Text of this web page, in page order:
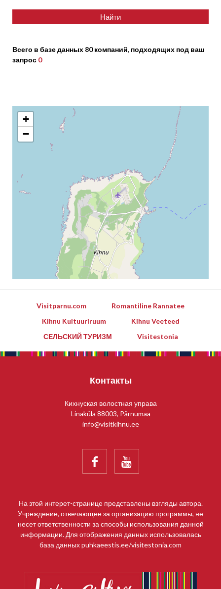
Всего в базе данных 80 компаний, подходящих под ваш
запрос 0
+
−
Visitparnu.com
Romantiline Rannatee
Kihnu Kultuuriruum
Kihnu Veeteed
СЕЛЬСКИЙ ТУРИЗМ
Visitestonia
Контакты
Кихнуская волостная управа
Linaküla 88003, Pärnumaa
info@visitkihnu.ee
 
На зтой интерет-странице представлены взгляды автора.
Учреждение, отвечающее за организацию программы, не
несет ответственности за способы использования данной
информации. Для отображения данных использовалась
база данных puhkaeestis.ee/visitestonia.com